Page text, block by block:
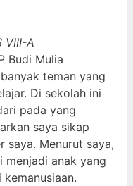
VIII-A
Budi Mulia
teman yang
Di sekolah ini
pada yang
saya sikap
saya. Menurut saya,
menjadi anak yang